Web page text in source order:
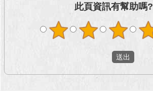
雙
此頁資訊有幫助嗎?